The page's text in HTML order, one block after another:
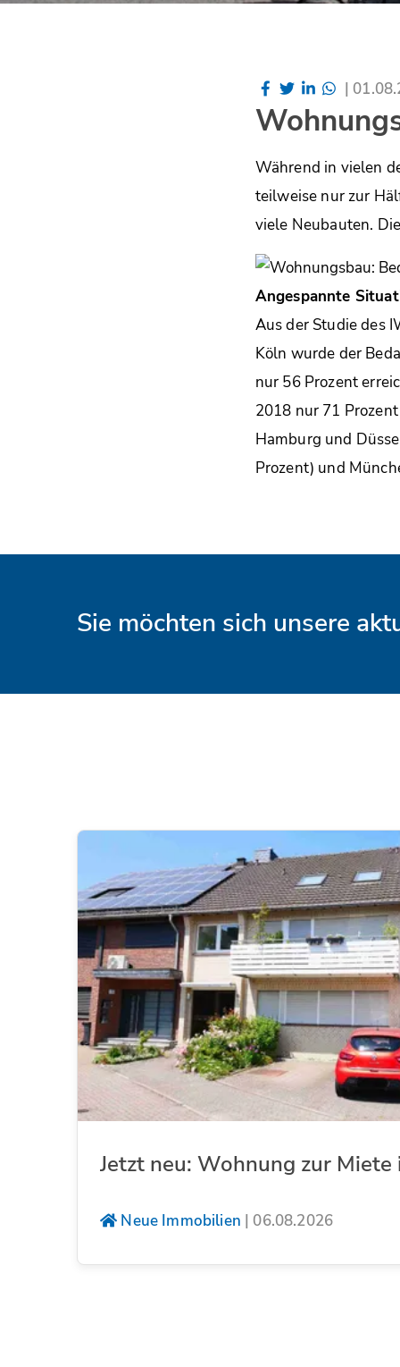
|
Während in vielen
teilweise nur zur
viele Neubauten.
Angespannte
Aus der Studie des
Köln wurde der
nur 56 Prozent
2018 nur 71
Hamburg und
Prozent) und
Sie möchten sich unsere
Jetzt neu: Wohnung zur Miete
Neue Immobilien | 06.08.2026